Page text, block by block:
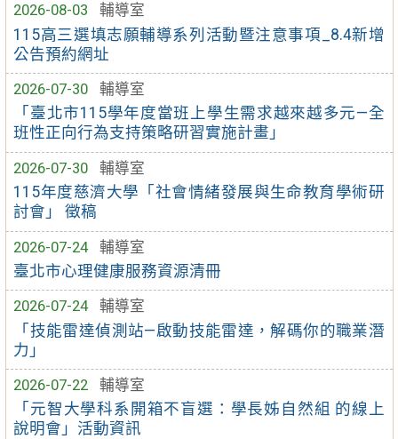
2026-08-03
輔導室
115高三選填志願輔導系列活動暨注意事項_8.4新增
公告預約網址
2026-07-30
輔導室
「臺北市115學年度當班上學生需求越來越多元—全
班性正向行為支持策略研習實施計畫」
2026-07-30
輔導室
115年度慈濟大學「社會情緒發展與生命教育學術研
討會」 徵稿
2026-07-24
輔導室
臺北市心理健康服務資源清冊
2026-07-24
輔導室
「技能雷達偵測站—啟動技能雷達，解碼你的職業潛
力」
2026-07-22
輔導室
「元智大學科系開箱不盲選：學長姊自然組 的線上
說明會」活動資訊